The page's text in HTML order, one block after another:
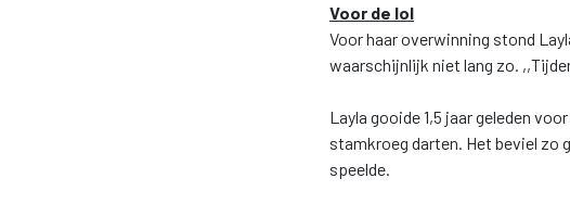
Voor de lol
Voor haar overwinning stond
waarschijnlijk niet lang zo.
Layla gooide 1,5 jaar geleden
stamkroeg darten. Het beviel zo
speelde.